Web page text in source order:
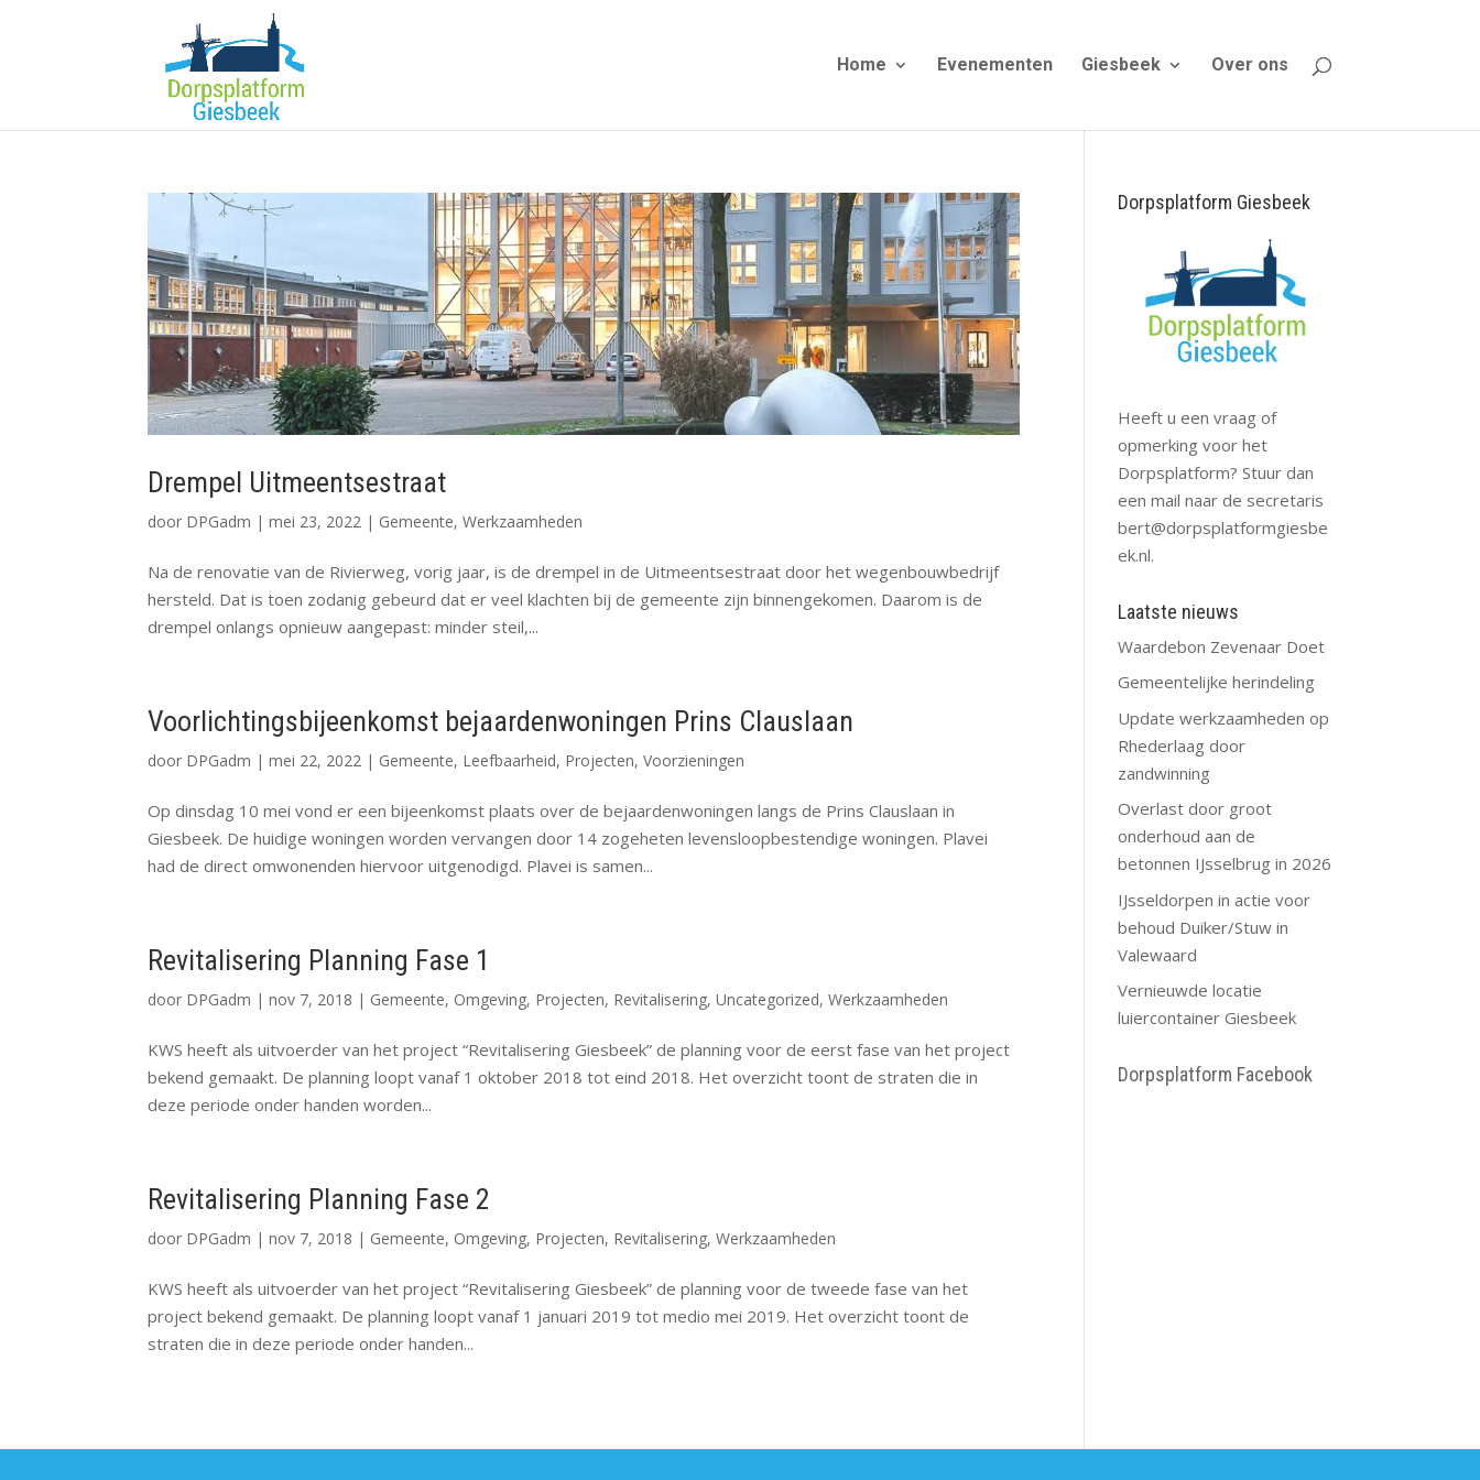
Home Evenementen Giesbeek Over ons
Drempel Uitmeentsestraat
door DPGadm |mei 23, 2022 | Gemeente,Werkzaamheden
Na de renovatie van de Rivierweg, vorig jaar, is de drempel in de Uitmeentsestraat door het wegenbouwbedrijf
hersteld. Dat is toen zodanig gebeurd dat er veel klachten bij de gemeente zijn binnengekomen. Daarom is de
drempel onlangs opnieuw aangepast: minder steil,...
Voorlichtingsbijeenkomst bejaardenwoningen Prins Clauslaan
door DPGadm |mei 22, 2022 | Gemeente, Leefbaarheid, Projecten,Voorzieningen
Op dinsdag 10 mei vond er een bijeenkomst plaats over de bejaardenwoningen langs de Prins Clauslaan in
Giesbeek. De huidige woningen worden vervangen door 14 zogeheten levensloopbestendige woningen. Plavei
had de direct omwonenden hiervoor uitgenodigd. Plavei is samen...
Revitalisering Planning Fase 1
door DPGadm |nov 7, 2018 | Gemeente, Omgeving, Projecten, Revitalisering,Uncategorized,Werkzaamheden
KWS heeft als uitvoerder van het project “Revitalisering Giesbeek” de planning voor de eerst fase van het project
bekend gemaakt. De planning loopt vanaf 1 oktober 2018 tot eind 2018. Het overzicht toont de straten die in
deze periode onder handen worden...
Revitalisering Planning Fase 2
door DPGadm |nov 7, 2018 | Gemeente, Omgeving, Projecten, Revitalisering,Werkzaamheden
KWS heeft als uitvoerder van het project “Revitalisering Giesbeek” de planning voor de tweede fase van het
project bekend gemaakt. De planning loopt vanaf 1 januari 2019 tot medio mei 2019. Het overzicht toont de
straten die in deze periode onder handen...
Dorpsplatform Giesbeek
Heeft u een vraag of
opmerking voor het
Dorpsplatform? Stuur dan
een mail naar de secretaris
bert@dorpsplatformgiesbe
ek.nl.
Laatste nieuws
Waardebon Zevenaar Doet
Gemeentelijke herindeling
Update werkzaamheden op
Rhederlaag door
zandwinning
Overlast door groot
onderhoud aan de
betonnen IJsselbrug in 2026
IJsseldorpen in actie voor
behoud Duiker/Stuw in
Valewaard
Vernieuwde locatie
luiercontainer Giesbeek
Dorpsplatform Facebook